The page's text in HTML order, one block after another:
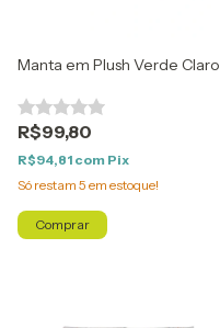
Manta em Plush Verde Claro
R$99,80
R$94,81 com Pix
Só restam 5 em estoque!
Comprar